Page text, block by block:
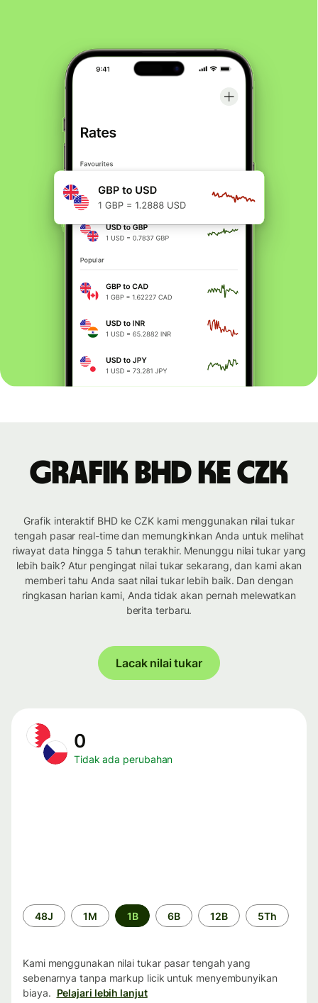
Grafik BHD ke CZK
Grafik interaktif BHD ke CZK kami menggunakan nilai tukar
tengah pasar real-time dan memungkinkan Anda untuk melihat
riwayat data hingga 5 tahun terakhir. Menunggu nilai tukar yang
lebih baik? Atur pengingat nilai tukar sekarang, dan kami akan
memberi tahu Anda saat nilai tukar lebih baik. Dan dengan
ringkasan harian kami, Anda tidak akan pernah melewatkan
berita terbaru.
Lacak nilai tukar
0
Tidak ada perubahan
Periode
waktu
48J 1M 1B 6B 12B 5Th
Kami menggunakan nilai tukar pasar tengah yang
sebenarnya tanpa markup licik untuk menyembunyikan
biaya. Pelajari lebih lanjut